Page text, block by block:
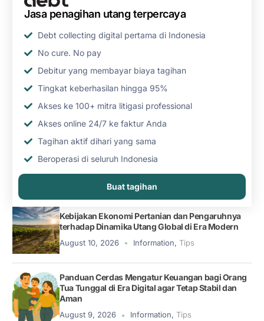
Jasa penagihan utang terpercaya
Debt collecting digital pertama di Indonesia
No cure. No pay
Debitur yang membayar biaya tagihan
Tingkat keberhasilan hingga 95%
Akses ke 100+ mitra litigasi professional
Akses online 24/7 ke faktur Anda
Tagihan aktif dihari yang sama
Beroperasi di seluruh Indonesia
Buat tagihan
Kebijakan Ekonomi Pertanian dan Pengaruhnya
terhadap Dinamika Utang Global di Era Modern
August 10, 2026 Information, Tips
Panduan Cerdas Mengatur Keuangan bagi Orang
Tua Tunggal di Era Digital agar Tetap Stabil dan
Aman
August 9, 2026 Information, Tips